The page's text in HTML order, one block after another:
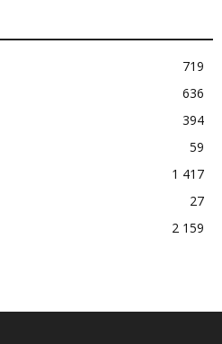
719
636
394
59
1 417
27
2 159